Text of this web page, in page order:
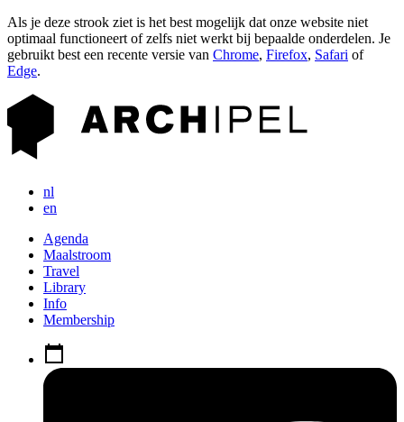
Als je deze strook ziet is het best mogelijk dat onze website niet
optimaal functioneert of zelfs niet werkt bij bepaalde onderdelen. Je
gebruikt best een recente versie van Chrome, Firefox, Safari of
Edge.
nl
en
Agenda
Maalstroom
Travel
Library
Info
Membership